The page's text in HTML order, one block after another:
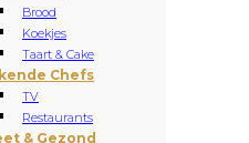
Brood
Koekjes
Taart & Cake
Chefs
TV
Restaurants
& Gezond